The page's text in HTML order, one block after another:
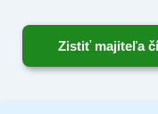
Zistiť majiteľa